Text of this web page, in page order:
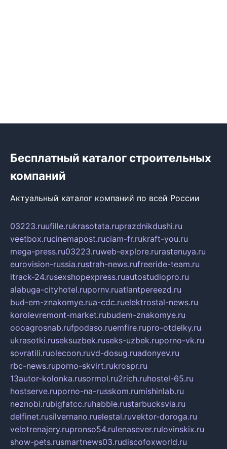
Бесплатный каталог строительных
компаний
Актуальный каталог компаний по всей России
03223.ruufille.rukrasotata.ruprazdnikdushi.ru
veetbox.rucinemapost.ruciam-fr.rukraft-you.ru
mega-press.ru03223.ruweb-explore.rurastenuya.ru
eurovision-russia.rustrah-news.rufreeride-team.ru
itrack-24.rusexshopexpress.ruautostudiopro.ru
alabuga-cityhotel.rupornv.ruatlantpereezd.ru
bud-em-znakomye.rua-cdc.ruelektrostal-news.ru
korolevremont-market.rubudem-znakomye.ru
oooagrosnab.rufpodaso.ruemfire.rupro-otdelky.ru
ukrasotki.ruseksuzbek.ruseks-uzbek.ruporno-vk.ru
sovratili.ruolecoon.ruvd-dosug.ruadonyev.ru
rbc-news.ruporno-skvirt.rukrospr.ru
13autor-kolonka.rusormol.ru2rich.ruhostel-65.ru
hostserve.ruporno-na-russkom.rumishinlab.ru
neznobi.rubigfatcc.ruhabble.rustarbucksvia.ru
delfinet.rusilvernano.ruelestal.ruvektor-doroga.ru
velotrenajery.rupronso54.rulenasever.rulovinskix.ru
show-pets.rusmartnews03.rudiscofoxworld.ru